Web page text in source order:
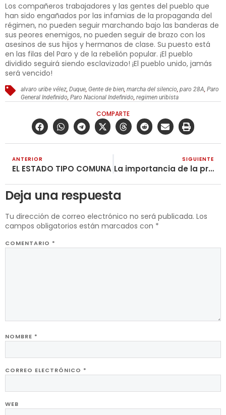
Los compañeros trabajadores y las gentes del pueblo que
han sido engañados por las infamias de la propaganda del
régimen, no pueden seguir marchando bajo las banderas de
sus peores enemigos, no pueden seguir de brazo con los
asesinos de sus hijos y hermanos de clase. Su puesto está
en las filas del Paro y de la rebelión popular. ¡El pueblo
dividido seguirá siendo esclavizado! ¡El pueblo unido, jamás
será vencido!
alvaro uribe vélez,Duque,Gente de bien,marcha del silencio,paro 28A,Paro
General Indefinido,Paro Nacional Indefinido,regimen uribista
COMPARTE
ANTERIOR
EL ESTADO TIPO COMUNA
SIGUIENTE
La importancia de la previsión marxista
Deja una respuesta
Tu dirección de correo electrónico no será publicada. Los
campos obligatorios están marcados con *
COMENTARIO *
NOMBRE *
CORREO ELECTRÓNICO *
WEB